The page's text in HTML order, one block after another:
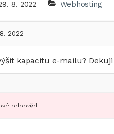
8. 2022 Webhosting
2022
kapacitu e-mailu? Dekuji
odpovědi.